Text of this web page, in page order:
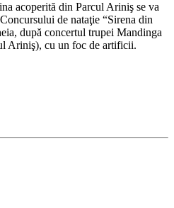
acoperită din Parcul Ariniş se va
de nataţie “Sirena din
după concertul trupei Mandinga
Ariniş), cu un foc de artificii.